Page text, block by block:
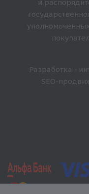
и
Разработка -
SEO-